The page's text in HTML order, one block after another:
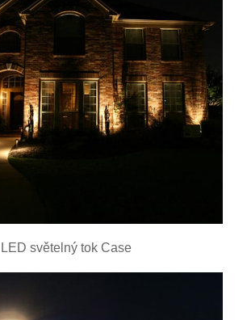
LED světelný tok Case